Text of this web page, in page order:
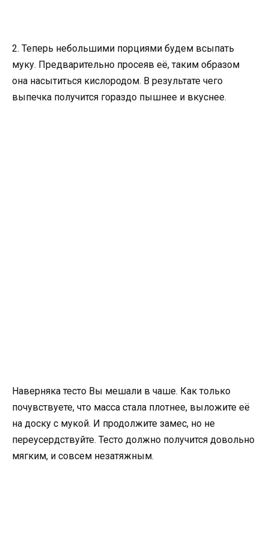
2. Теперь небольшими порциями будем всыпать
муку. Предварительно просеяв её, таким образом
она насытиться кислородом. В результате чего
выпечка получится гораздо пышнее и вкуснее.
Наверняка тесто Вы мешали в чаше. Как только
почувствуете, что масса стала плотнее, выложите её
на доску с мукой. И продолжите замес, но не
переусердствуйте. Тесто должно получится довольно
мягким, и совсем незатяжным.